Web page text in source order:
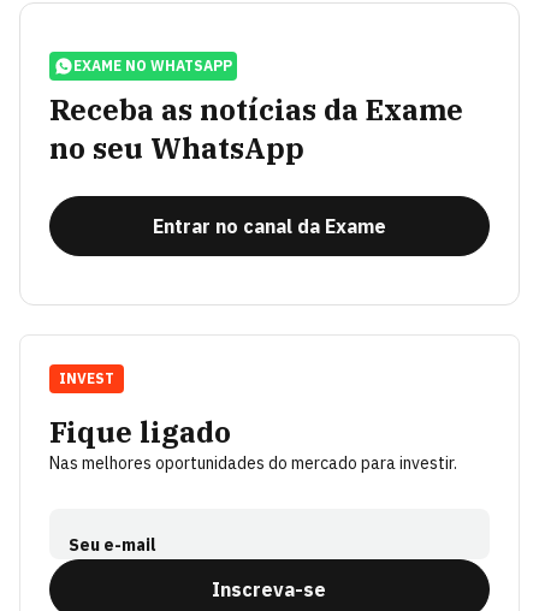
EXAME NO WHATSAPP
Receba as notícias da Exame
no seu WhatsApp
Entrar no canal da Exame
Fique ligado
Nas melhores oportunidades do mercado para investir.
Seu e-mail
Inscreva-se
INVEST